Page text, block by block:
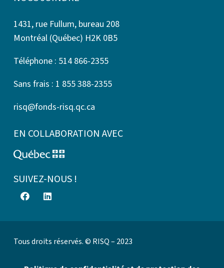
1431, rue Fullum, bureau 208
Montréal (Québec) H2K 0B5
Téléphone : 514 866-2355
Sans frais : 1 855 388-2355
risq@fonds-risq.qc.ca
EN COLLABORATION AVEC
SUIVEZ-NOUS !
Tous droits réservés. © RISQ – 2023